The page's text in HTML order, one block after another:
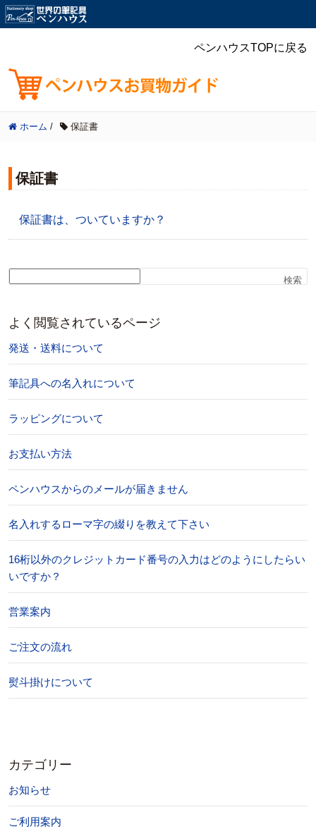
ペンハウスTOPに戻る
ホーム / 保証書
保証書
保証書は、ついていますか？
検索
よく閲覧されているページ
発送・送料について
筆記具への名入れについて
ラッピングについて
お支払い方法
ペンハウスからのメールが届きません
名入れするローマ字の綴りを教えて下さい
16桁以外のクレジットカード番号の入力はどのようにしたらい
いですか？
営業案内
ご注文の流れ
熨斗掛けについて
カテゴリー
お知らせ
ご利用案内